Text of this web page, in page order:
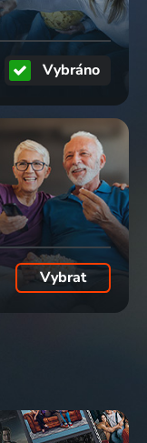
Vybráno
Vybrat